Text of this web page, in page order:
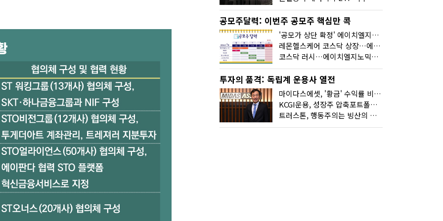
공모주달력: 이번주 공모주 핵심만 콕
'공모가 상단 확정' 에이치엘지노믹스 청약
레몬헬스케어 코스닥 상장…에이치엘지노믹스 수요예측
코스닥 러시…에이치엘지노믹스 수요예측·레메디 청약
투자의 품격: 독립계 운용사 열전
마이다스에셋, '황금' 수익률 비결은 '꾸준함'
KCGI운용, 성장주 압축포트폴리오로 새 길을 그리다
트러스톤, 행동주의는 빙산의 일각...진정한 힘은 '주식형 강자'